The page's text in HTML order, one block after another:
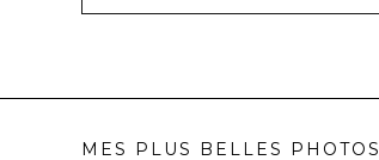
MES PLUS BELLES PHOTOS